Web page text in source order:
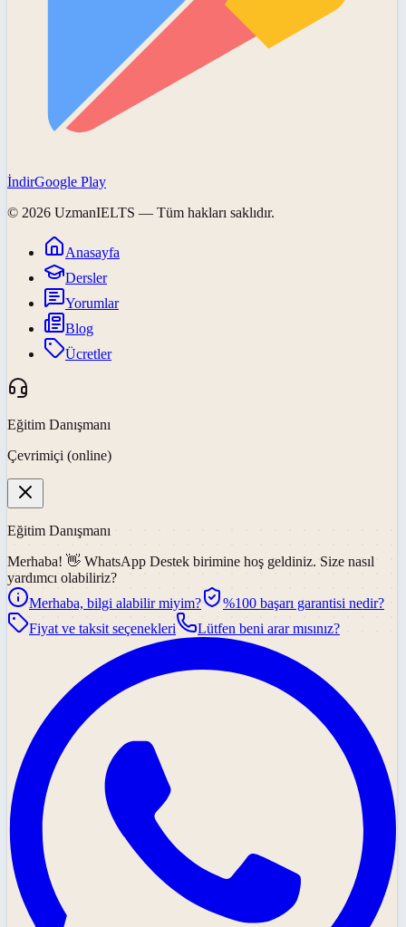
İndirGoogle Play
© 2026 UzmanIELTS — Tüm hakları saklıdır.
Anasayfa
Dersler
Yorumlar
Blog
Ücretler
Eğitim Danışmanı
Çevrimiçi (online)
Eğitim Danışmanı
Merhaba! 👋 WhatsApp Destek birimine hoş geldiniz. Size nasıl
yardımcı olabiliriz?
Merhaba, bilgi alabilir miyim?
%100 başarı garantisi nedir?
Fiyat ve taksit seçenekleri
Lütfen beni arar mısınız?